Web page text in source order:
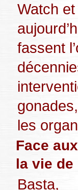
Watch
fassent
les
Face
la vie
Basta,